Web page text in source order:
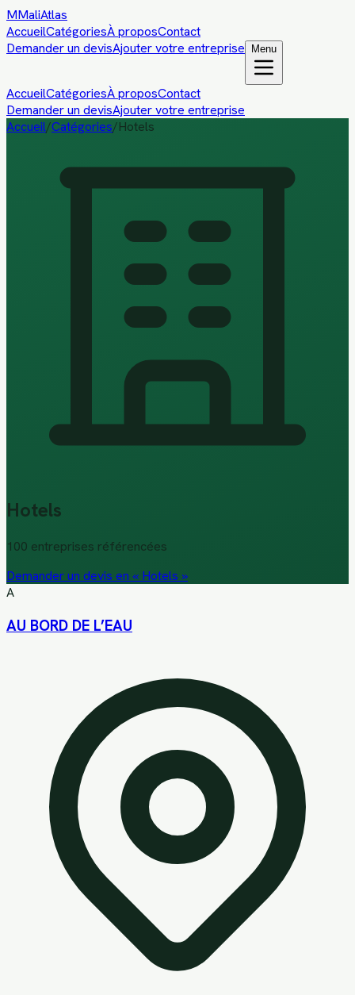
MMaliAtlas
AccueilCatégoriesÀ proposContact
Demander un devisAjouter votre entreprise Menu
AccueilCatégoriesÀ proposContact
Demander un devisAjouter votre entreprise
Accueil/Catégories/Hotels
Hotels
100 entreprises référencées
Demander un devis en « Hotels »
A
AU BORD DE L’EAU